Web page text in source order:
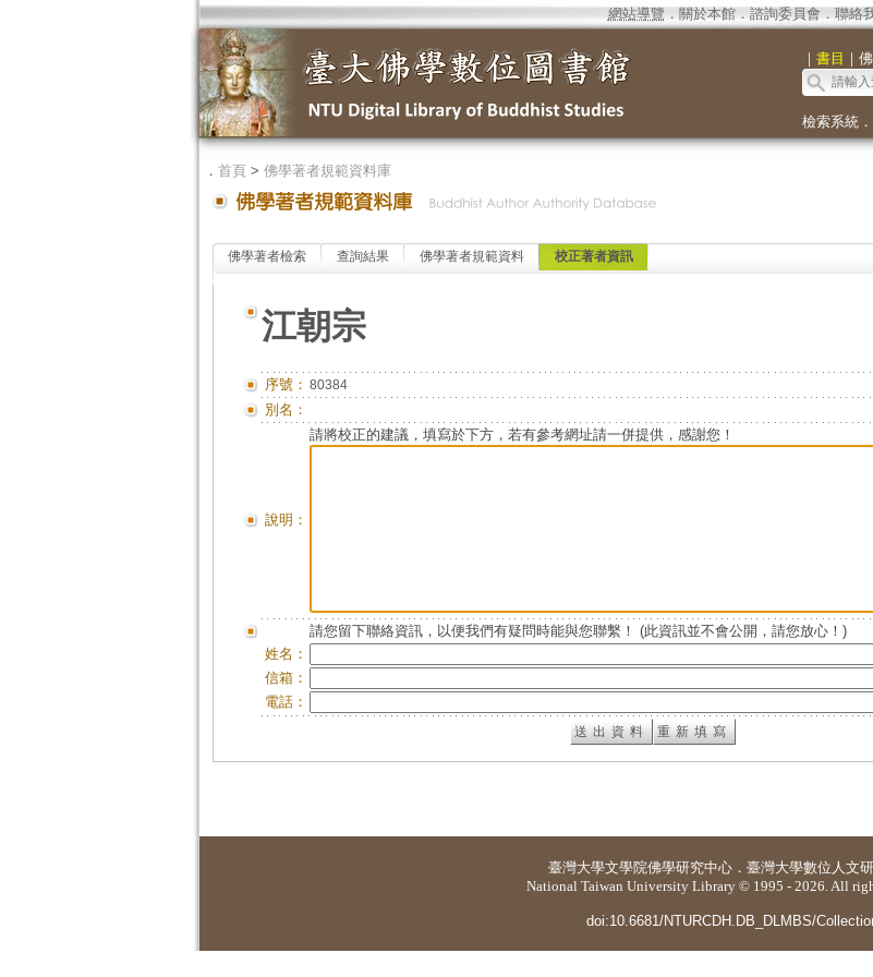
網站導覽 ． 關於本館． 諮詢委員會． 聯絡
｜ 書目 ｜
檢索系統．
． 首頁> 佛學著者規範資料庫
佛學著者檢索 查詢結果 佛學著者規範資料 校正著者資訊
江朝宗
序號： 80384
別名：
說明：
請將校正的建議，填寫於下方，若有參考網址請一併提供，感謝您！
請您留下聯絡資訊，以便我們有疑問時能與您聯繫！ (此資訊並不會公開，請您放心！)
姓名：
信箱：
電話：
臺灣大學文學院佛學研究中心 ． 臺灣大學數位人文
National Taiwan University Library © 1995 - 2026. All
doi:10.6681/NTURCDH.DB_DLMBS/